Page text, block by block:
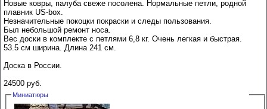
Новые ковры, палуба свеже посолена. Нормальные петли, родной
плавник US-box.
Незначительные покоцки покраски и следы пользования.
Был небольшой ремонт носа.
Вес доски в комплекте с петлями 6,8 кг. Очень легкая и быстрая.
53.5 см ширина. Длина 241 см.
Доска в России.
24500 руб.
Миниатюры